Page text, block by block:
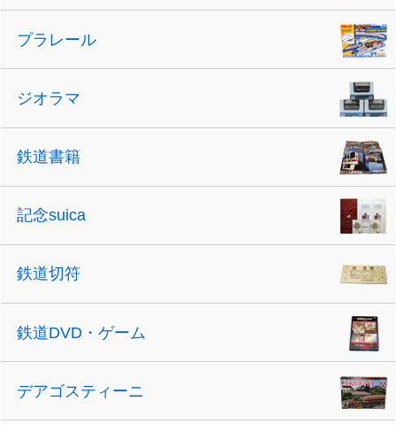
プラレール
ジオラマ
鉄道書籍
記念suica
鉄道切符
鉄道DVD・ゲーム
デアゴスティーニ